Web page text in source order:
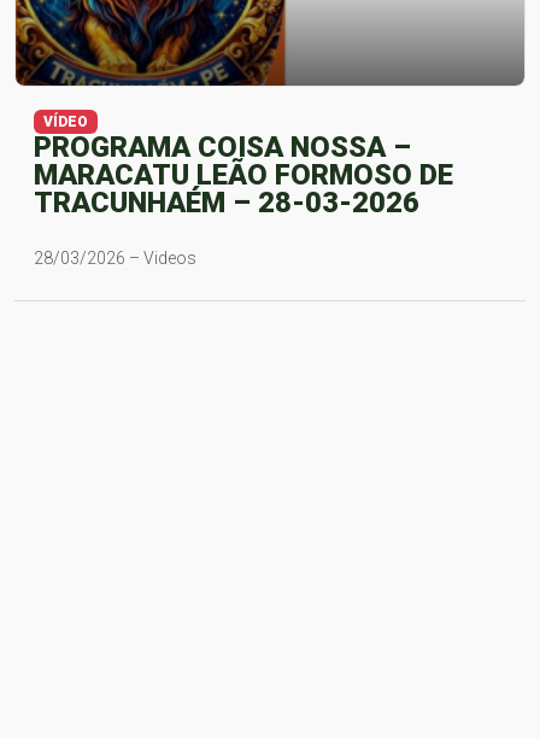
VÍDEO
PROGRAMA COISA NOSSA –
MARACATU LEÃO FORMOSO DE
TRACUNHAÉM – 28-03-2026
28/03/2026 – Videos